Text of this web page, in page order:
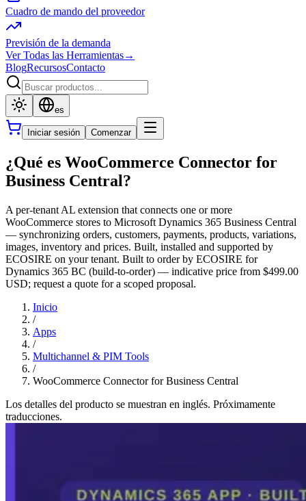
Cuadro de mando del proveedor
Previsión de la demanda
Ver Todas las Herramientas→
BlogRecursosContacto
es
Iniciar sesión Comenzar
¿Qué es WooCommerce Connector for
Business Central?
A per-tenant AL extension that connects one or more
WooCommerce stores to Microsoft Dynamics 365 Business Central
— synchronizing orders, customers, payments, products, variations,
images, inventory and prices. Built, installed and supported by
ECOSIRE on your tenant. Built to order by ECOSIRE for
Dynamics 365 BC (build-to-order) — indicative price from $499.00
USD; request a quote for a scoped proposal.
Inicio
/
Apps
/
Multichannel & PIM Tools
/
WooCommerce Connector for Business Central
Los detalles del producto se muestran en inglés. Próximamente
traducciones.